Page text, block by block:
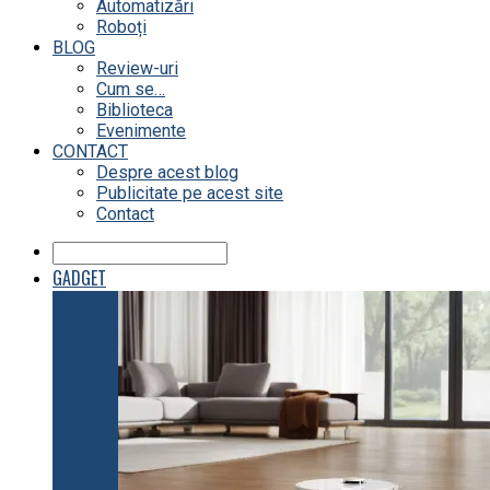
Automatizări
Roboți
BLOG
Review-uri
Cum se…
Biblioteca
Evenimente
CONTACT
Despre acest blog
Publicitate pe acest site
Contact
GADGET